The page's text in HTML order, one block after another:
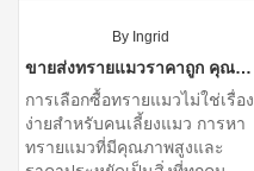
By Ingrid
ขายส่งทรายแมวราคาถูก คุณภาพเยี่ยม ส่งตรงถึงบ้าน!
การเลือกซื้อทรายแมวไม่ใช่เรื่อง
ง่ายสำหรับคนเลี้ยงแมว การหา
ทรายแมวที่มีคุณภาพสูงและ